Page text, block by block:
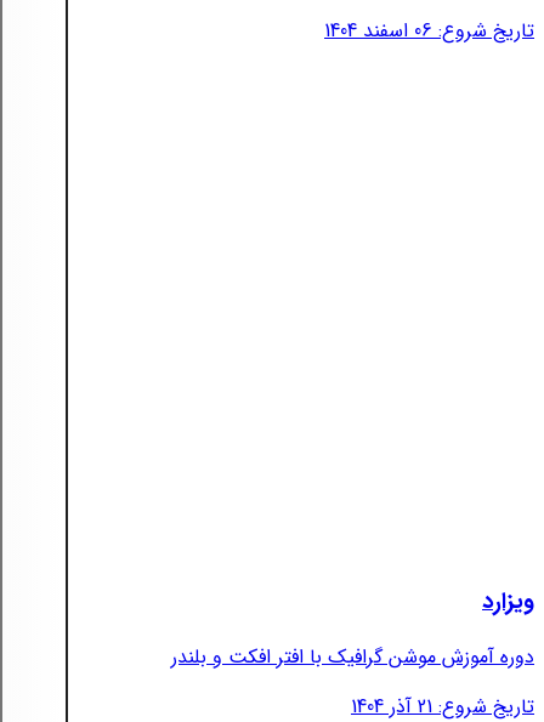
تاریخ شروع: 06 اسفند 1404
ویزارد
دوره آموزش موشن گرافیک با افتر افکت و بلندر
تاریخ شروع: 21 آذر 1404